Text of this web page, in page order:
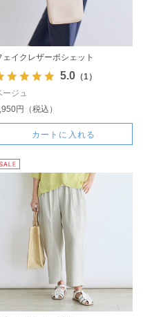
ェイクレザーポシェット
5.0（1）
ージュ
円（税込）
カートに入れる